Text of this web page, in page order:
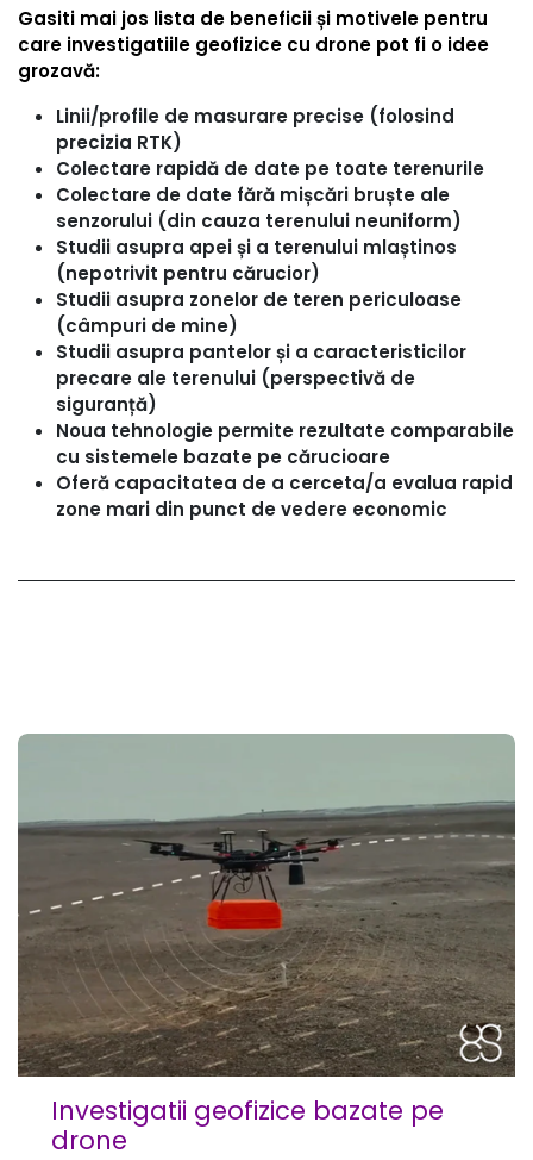
Gasiti mai jos lista de beneficii și motivele pentru
care investigatiile geofizice cu drone pot fi o idee
grozavă:
Linii/profile de masurare precise (folosind
precizia RTK)
Colectare rapidă de date pe toate terenurile
Colectare de date fără mișcări bruște ale
senzorului (din cauza terenului neuniform)
Studii asupra apei și a terenului mlaștinos
(nepotrivit pentru cărucior)
Studii asupra zonelor de teren periculoase
(câmpuri de mine)
Studii asupra pantelor și a caracteristicilor
precare ale terenului (perspectivă de
siguranță)
Noua tehnologie permite rezultate comparabile
cu sistemele bazate pe cărucioare
Oferă capacitatea de a cerceta/a evalua rapid
zone mari din punct de vedere economic
Investigatii geofizice bazate pe
drone